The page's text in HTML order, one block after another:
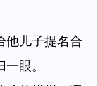
他儿子提名合
眼。